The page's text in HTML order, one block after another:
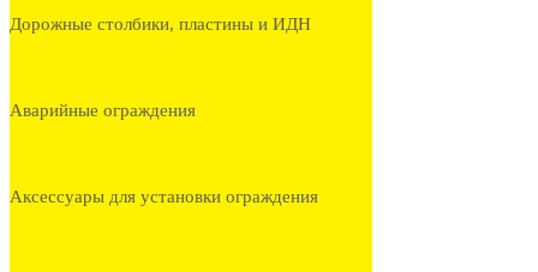
Дорожные столбики, пластины и ИДН
Аварийные ограждения
Аксессуары для установки ограждения